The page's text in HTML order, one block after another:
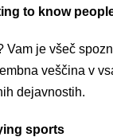
to know
Vam je všeč
veščina v
dejavnostih.
sports